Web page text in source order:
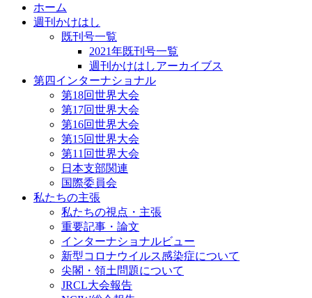
ホーム
週刊かけはし
既刊号一覧
2021年既刊号一覧
週刊かけはしアーカイブス
第四インターナショナル
第18回世界大会
第17回世界大会
第16回世界大会
第15回世界大会
第11回世界大会
日本支部関連
国際委員会
私たちの主張
私たちの視点・主張
重要記事・論文
インターナショナルビュー
新型コロナウイルス感染症について
尖閣・領土問題について
JRCL大会報告